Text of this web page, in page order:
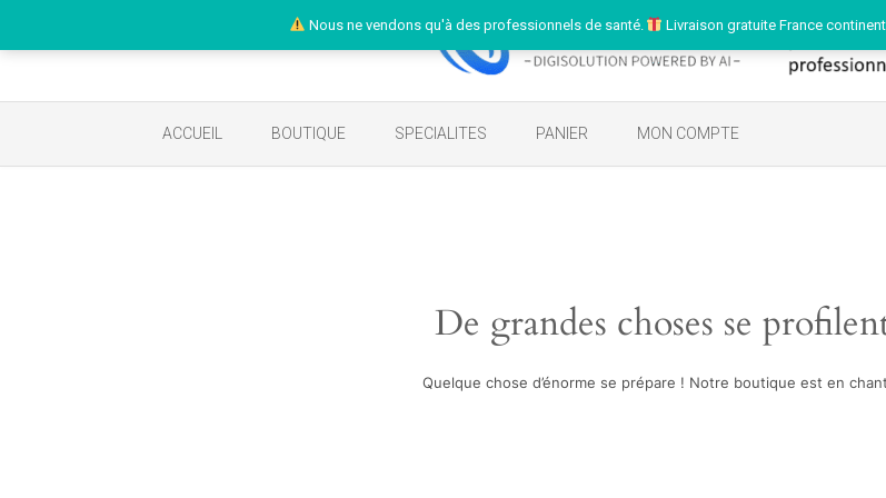
Nous ne vendons qu'à des professionnels de santé. Livraison gratuite France
ACCUEIL BOUTIQUE SPECIALITES PANIER MON COMPTE
De grandes choses se
Quelque chose d’énorme se prépare ! Notre boutique est en